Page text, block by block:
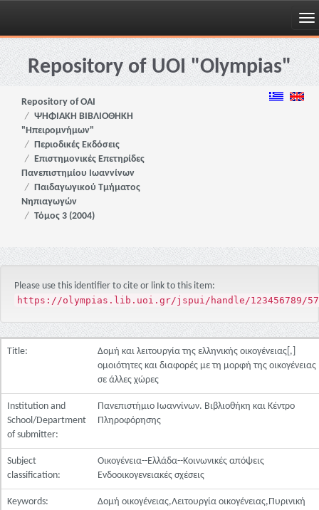
Skip
navigationRepository of UOI "Olympias"
Repository of OAI
ΨΗΦΙΑΚΗ ΒΙΒΛΙΟΘΗΚΗ
"Ηπειρομνήμων"
Περιοδικές Εκδόσεις
Επιστημονικές Επετηρίδες
Πανεπιστημίου Ιωαννίνων
Παιδαγωγικού Τμήματος
Νηπιαγωγών
Τόμος 3 (2004)
Please use this identifier to cite or link to this item:
https://olympias.lib.uoi.gr/jspui/handle/123456789/
Title:
Δομή και λειτουργία της ελληνικής οικογένειας[,]
ομοιότητες και διαφορές με τη μορφή της οικογένειας
σε άλλες χώρες
Institution and
School/Department
of submitter:
Πανεπιστήμιο Ιωαννίνων. Βιβλιοθήκη και Κέντρο
Πληροφόρησης
Subject
classification:
Οικογένεια--Ελλάδα--Κοινωνικές απόψεις
Ενδοοικογενειακές σχέσεις
Keywords:
Δομή οικογένειας,Λειτουργία οικογένειας,Πυρινική